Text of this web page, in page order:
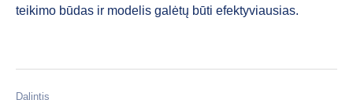
teikimo būdas ir modelis galėtų būti efektyviausias.
Dalintis